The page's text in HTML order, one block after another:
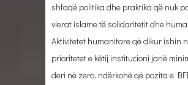
shfaqë politika dhe praktika që nuk
vlerat islame të solidaritetit dhe
Aktivitetet humanitare që dikur ishin
prioritetet e këtij institucioni janë
deri në zero, ndërkohë që pozita e